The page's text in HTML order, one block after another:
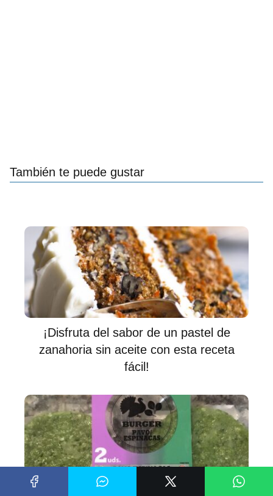
También te puede gustar
¡Disfruta del sabor de un pastel de
zanahoria sin aceite con esta receta
fácil!